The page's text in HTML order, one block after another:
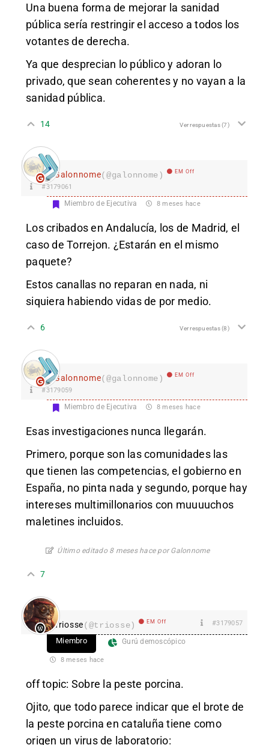
Una buena forma de mejorar la sanidad
pública sería restringir el acceso a todos los
votantes de derecha.
Ya que desprecian lo público y adoran lo
privado, que sean coherentes y no vayan a la
sanidad pública.
14 Ver respuestas(7)
Galonnome(@galonnome) EM Off
#3179061
Miembro de Ejecutiva 8 meses hace
Los cribados en Andalucía, los de Madrid, el
caso de Torrejon. ¿Estarán en el mismo
paquete?
Estos canallas no reparan en nada, ni
siquiera habiendo vidas de por medio.
6 Ver respuestas(8)
Galonnome(@galonnome) EM Off
#3179059
Miembro de Ejecutiva 8 meses hace
Esas investigaciones nunca llegarán.
Primero, porque son las comunidades las
que tienen las competencias, el gobierno en
España, no pinta nada y segundo, porque hay
intereses multimillonarios con muuuuchos
maletines incluidos.
Último editado 8 meses hace por Galonnome
7
Triosse(@triosse) EM Off #3179057
Miembro Gurú demoscópico
8 meses hace
off topic: Sobre la peste porcina.
Ojito, que todo parece indicar que el brote de
la peste porcina en cataluña tiene como
origen un virus de laboratorio: